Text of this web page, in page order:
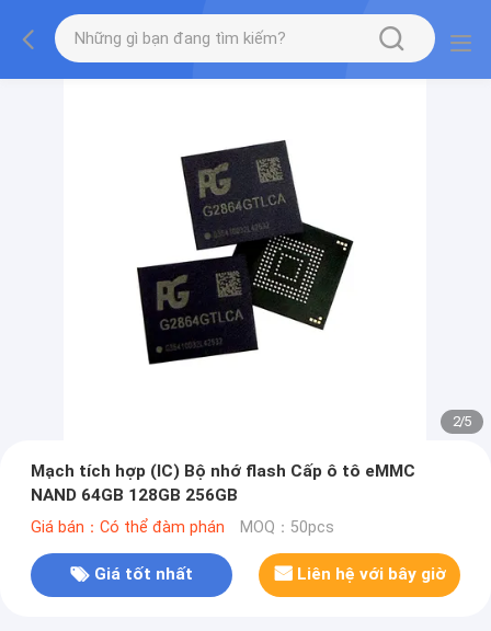
2/5
Mạch tích hợp (IC) Bộ nhớ flash Cấp ô tô eMMC
NAND 64GB 128GB 256GB
Giá bán：Có thể đàm phán MOQ：50pcs
Giá tốt nhất Liên hệ với bây giờ